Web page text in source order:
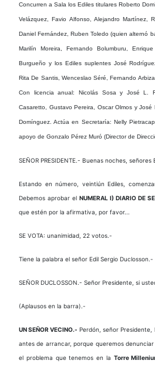
Concurren a Sala los Ediles titulares Roberto
Velázquez, Favio Alfonso, Alejandro Martínez,
Daniel Fernández, Ruben Toledo (quien alternó
Marilín Moreira, Fernando Bolumburu,
Burgueño y los Ediles suplentes José
Rita De Santis, Wenceslao Séré, Fernando
Con licencia anual: Nicolás Sosa y José L.
Casaretto, Gustavo Pereira, Oscar Olmos y
Domínguez. Actúa en Secretaría: Nelly
apoyo de Gonzalo Pérez Muró (Director de
SEÑOR PRESIDENTE.- Buenas noches, señores
Estando en número, veintiún Ediles,
Debemos aprobar el NUMERAL I) DIARIO DE
que estén por la afirmativa, por favor...
SE VOTA: unanimidad, 22 votos.-
Tiene la palabra el señor Edil Sergio Duclosson.-
SEÑOR DUCLOSSON.- Señor Presidente, si
(Aplausos en la barra).-
UN SEÑOR VECINO.- Perdón, señor
antes de arrancar, porque queremos
el problema que tenemos en la Torre